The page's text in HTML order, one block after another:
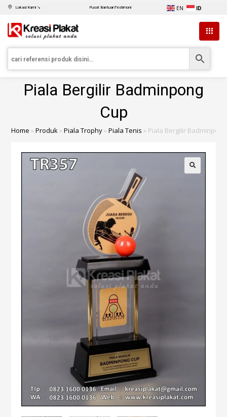
Lokasi Kami ↘ Pusat BantuanTestimoni EN ID
Piala Bergilir Badminpong
Cup
Home »Produk»Piala Trophy»Piala Tenis » Piala Bergilir